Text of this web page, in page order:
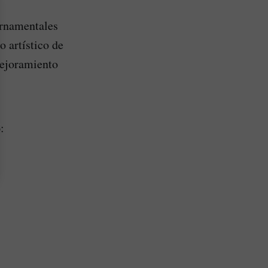
artístico de